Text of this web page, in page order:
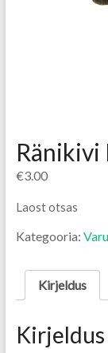
Ränikivi
€3.00
Laost otsas
Kategooria:
Kirjeldus
Kirjeldus